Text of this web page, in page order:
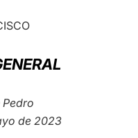
中文
de 2023